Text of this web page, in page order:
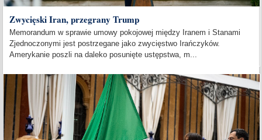
Zwycięski Iran, przegrany Trump
Memorandum w sprawie umowy pokojowej między Iranem i Stanami
Zjednoczonymi jest postrzegane jako zwycięstwo Irańczyków.
Amerykanie poszli na daleko posunięte ustępstwa, m...